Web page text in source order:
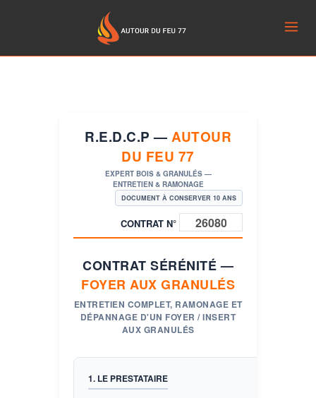
R.E.D.C.P — AUTOUR
DU FEU 77
EXPERT BOIS & GRANULÉS —
ENTRETIEN & RAMONAGE
DOCUMENT À CONSERVER 10 ANS
CONTRAT N°
CONTRAT SÉRÉNITÉ —
FOYER AUX GRANULÉS
ENTRETIEN COMPLET, RAMONAGE ET
DÉPANNAGE D'UN FOYER / INSERT
AUX GRANULÉS
1. LE PRESTATAIRE